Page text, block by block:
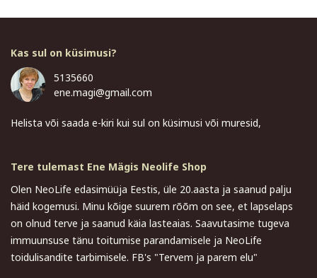
Kas sul on küsimusi?
5135660
ene.magi@gmail.com
Helista või saada e-kiri kui sul on küsimusi või muresid,
Tere tulemast Ene Mägis Neolife Shop
Olen NeoLife edasimüüja Eestis, üle 20.aasta ja saanud palju
häid kogemusi. Minu kõige suurem rõõm on see, et lapselaps
on olnud terve ja saanud käia lasteaias. Saavutasime tugeva
immuunsuse tänu toitumise parandamisele ja NeoLife
toidulisandite tarbimisele. FB's "Tervem ja parem elu"